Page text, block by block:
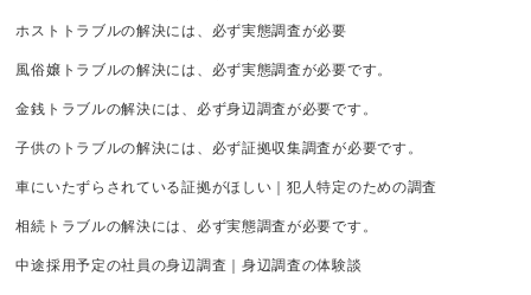
ホストトラブルの解決には、必ず実態調査が必要
風俗嬢トラブルの解決には、必ず実態調査が必要です。
金銭トラブルの解決には、必ず身辺調査が必要です。
子供のトラブルの解決には、必ず証拠収集調査が必要です。
車にいたずらされている証拠がほしい｜犯人特定のための調査
相続トラブルの解決には、必ず実態調査が必要です。
中途採用予定の社員の身辺調査｜身辺調査の体験談